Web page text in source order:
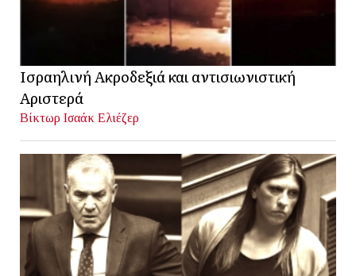
Ισραηλινή Ακροδεξιά και αντισιωνιστική
Αριστερά
Βίκτωρ Ισαάκ Ελιέζερ